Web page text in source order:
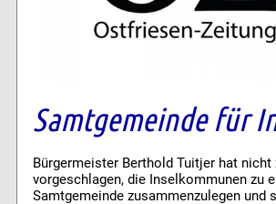
Samtgemeinde für
Bürgermeister Berthold Tuitjer hat nicht
vorgeschlagen, die Inselkommunen zu
Samtgemeinde zusammenzulegen und